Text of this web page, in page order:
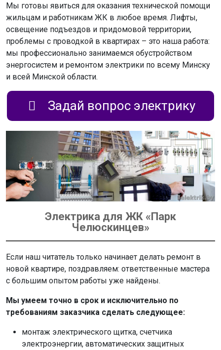
Мы готовы явиться для оказания технической помощи
жильцам и работникам ЖК в любое время. Лифты,
освещение подъездов и придомовой территории,
проблемы с проводкой в квартирах – это наша работа:
мы профессионально занимаемся обустройством
энергосистем и ремонтом электрики по всему Минску
и всей Минской области.
Задай вопрос электрику
Электрика для ЖК «Парк
Челюскинцев»
Если наш читатель только начинает делать ремонт в
новой квартире, поздравляем: ответственные мастера
с большим опытом работы уже найдены.
Мы умеем точно в срок и исключительно по
требованиям заказчика сделать следующее:
монтаж электрического щитка, счетчика
электроэнергии, автоматических защитных